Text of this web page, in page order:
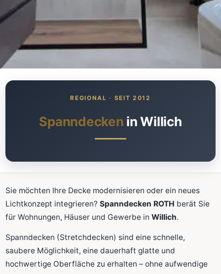
Was kostet meine neue
Spanndecke?
Schnellrechner
FLÄCHE (M²)
Zum Rechner
Fläche wird in den großen Rechner übernommen.
Spanndecken in Willich
Sie möchten Ihre Decke modernisieren oder ein neues
Lichtkonzept integrieren?Spanndecken ROTH berät Sie
für Wohnungen, Häuser und Gewerbe inWillich.
Spanndecken (Stretchdecken) sind eine schnelle,
saubere Möglichkeit, eine dauerhaft glatte und
hochwertige Oberfläche zu erhalten – ohne aufwendige